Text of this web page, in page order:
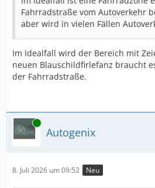
Fahrradstraße vom Autoverkehr
aber wird in vielen Fällen
Im Idealfall wird der Bereich mit
neuen Blauschildfirlefanz braucht
der Fahrradstraße.
Online
Autogenix
8. Juli 2026 um 09:52 Neu